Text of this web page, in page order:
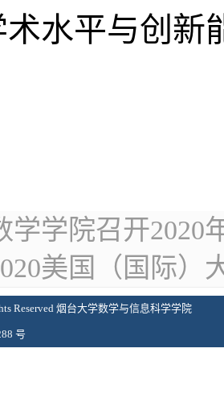
水平与创新
学学院召开2020
美国（国际）
Reserved 烟台大学数学与信息科学学院
号